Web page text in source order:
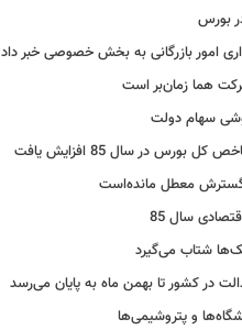
بورس
امور بازرگانی به بخش خصوصی خبر داد
هما زمان‌بر است
سهام دولت
در سال 85 افزایش یافت
گسترش معطل مانده‌است
سال 85
شتاب می‌گیرد
در کشور تا بهمن‌ ماه‌ به پایان می‌رسد
و پتروشیمی‌ها